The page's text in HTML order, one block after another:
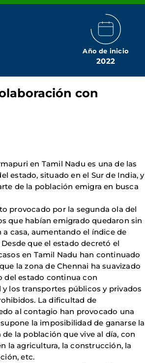
Año de inicio
2022
con
en Tamil Nadu es una de las
estado, situado en el Sur de India, y
de la población emigra en busca
provocado por la segunda ola del
que habían emigrado quedaron sin
casa, aumentando el índice de
que el estado decretó el
en Tamil Nadu han continuado
la zona de Chennai ha suavizado
del estado continua con
los transportes públicos y privados
La dificultad de
al contagio han provocado una
la imposibilidad de ganarse la
la población que vive al día, con
la agricultura, la construcción, la
etc.